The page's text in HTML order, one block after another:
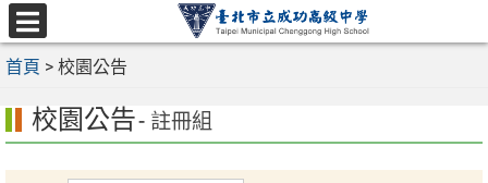
跳
至
主
容
區
選
單
首頁 > 校園公告
校園公告- 註冊組